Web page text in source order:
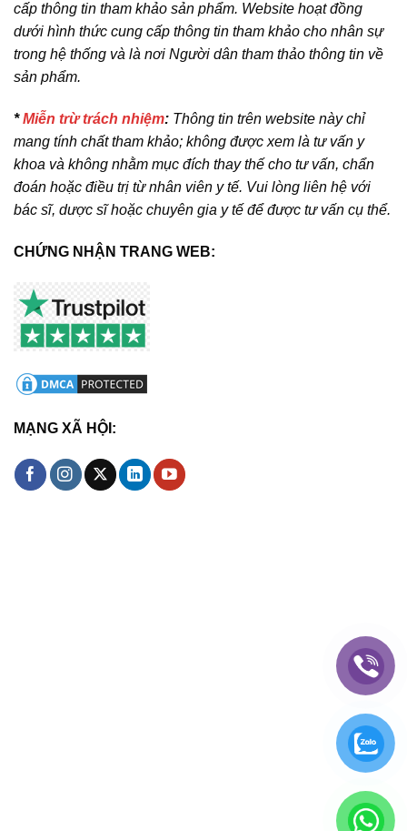
cấp thông tin tham khảo sản phẩm. Website hoạt đồng
dưới hình thức cung cấp thông tin tham khảo cho nhân sự
trong hệ thống và là nơi Người dân tham thảo thông tin về
sản phẩm.
*Miễn trừ trách nhiệm: Thông tin trên website này chỉ
mang tính chất tham khảo; không được xem là tư vấn y
khoa và không nhằm mục đích thay thế cho tư vấn, chẩn
đoán hoặc điều trị từ nhân viên y tế. Vui lòng liên hệ với
bác sĩ, dược sĩ hoặc chuyên gia y tế để được tư vấn cụ thể.
CHỨNG NHẬN TRANG WEB:
MẠNG XÃ HỘI: